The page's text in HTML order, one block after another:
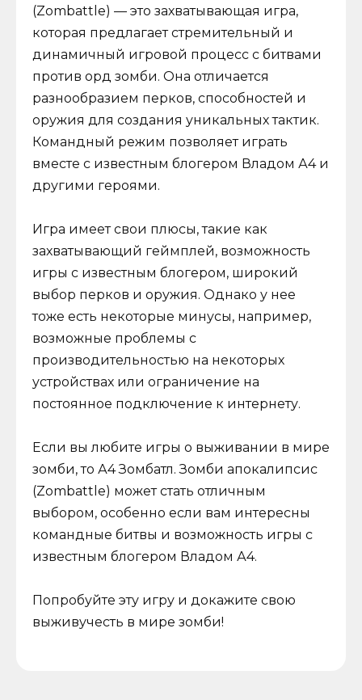
(Zombattle) — это захватывающая игра,
которая предлагает стремительный и
динамичный игровой процесс с битвами
против орд зомби. Она отличается
разнообразием перков, способностей и
оружия для создания уникальных тактик.
Командный режим позволяет играть
вместе с известным блогером Владом А4 и
другими героями.
Игра имеет свои плюсы, такие как
захватывающий геймплей, возможность
игры с известным блогером, широкий
выбор перков и оружия. Однако у нее
тоже есть некоторые минусы, например,
возможные проблемы с
производительностью на некоторых
устройствах или ограничение на
постоянное подключение к интернету.
Если вы любите игры о выживании в мире
зомби, то А4 Зомбатл. Зомби апокалипсис
(Zombattle) может стать отличным
выбором, особенно если вам интересны
командные битвы и возможность игры с
известным блогером Владом А4.
Попробуйте эту игру и докажите свою
выживучесть в мире зомби!